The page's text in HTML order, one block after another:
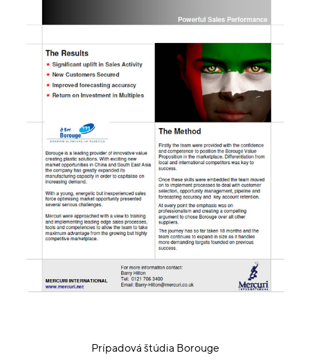
Prípadová štúdia Borouge